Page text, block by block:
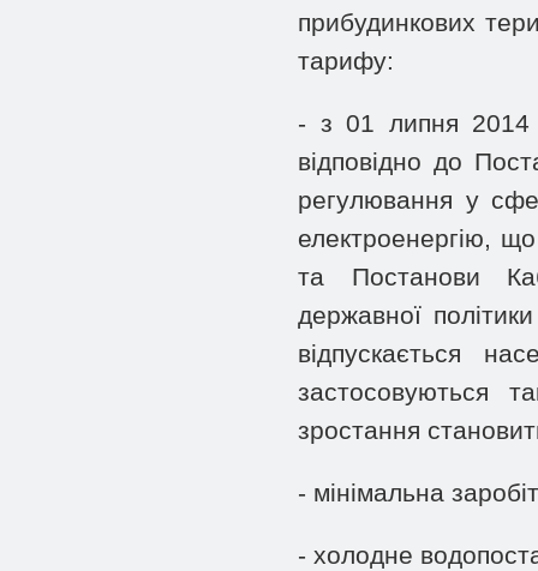
прибудинкових
тарифу:
- з 01 липня 2014
відповідно до
регулювання у
електроенергію,
та Постанови
державної
відпускається
застосовуються
зростання
- мінімальна
- холодне